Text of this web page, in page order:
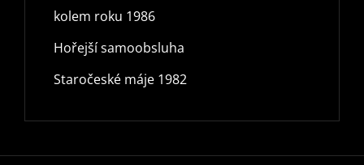
kolem roku 1986
Hořejší samoobsluha
Staročeské máje 1982